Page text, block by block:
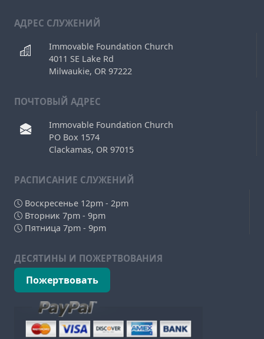
АДРЕС СЛУЖЕНИЙ
Immovable Foundation Church
4011 SE Lake Rd
Milwaukie, OR 97222
ПОЧТОВЫЙ АДРЕС
Immovable Foundation Church
PO Box 1574
Clackamas, OR 97015
РAСПИСАНИЕ СЛУЖЕНИЙ
Воскресенье 12pm - 2pm
Вторник 7pm - 9pm
Пятница 7pm - 9pm
ДЕСЯТИНЫ И ПОЖЕРТВОВАНИЯ
Пожертвовать